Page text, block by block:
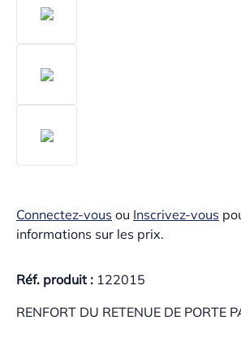
Connectez-vous ou Inscrivez-vous
informations sur les prix.
Réf. produit : 122015
RENFORT DU RETENUE DE PORTE